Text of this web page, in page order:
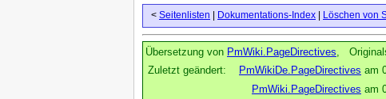
< Seitenlisten Dokumentations-Index Löschen von
Übersetzung von PmWiki.PageDirectives,
Zuletzt geändert:
PmWikiDe.PageDirectives am
PmWiki.PageDirectives am